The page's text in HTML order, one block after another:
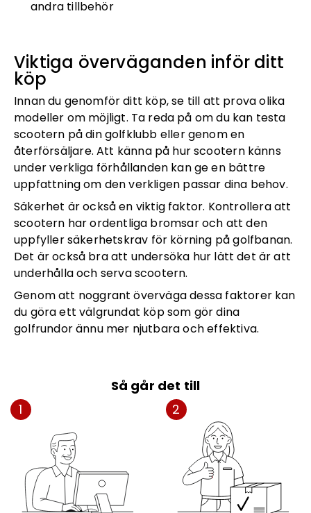
andra tillbehör
Viktiga överväganden inför ditt
köp
Innan du genomför ditt köp, se till att prova olika
modeller om möjligt. Ta reda på om du kan testa
scootern på din golfklubb eller genom en
återförsäljare. Att känna på hur scootern känns
under verkliga förhållanden kan ge en bättre
uppfattning om den verkligen passar dina behov.
Säkerhet är också en viktig faktor. Kontrollera att
scootern har ordentliga bromsar och att den
uppfyller säkerhetskrav för körning på golfbanan.
Det är också bra att undersöka hur lätt det är att
underhålla och serva scootern.
Genom att noggrant överväga dessa faktorer kan
du göra ett välgrundat köp som gör dina
golfrundor ännu mer njutbara och effektiva.
Så går det till
1
2